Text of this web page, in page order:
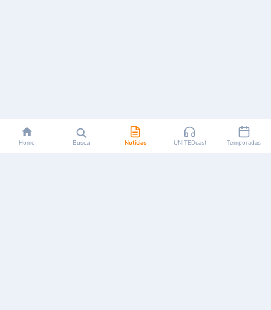
Home Busca Notícias UNITEDcast Temporadas